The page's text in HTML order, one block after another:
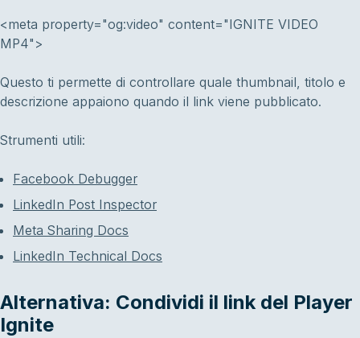
<meta property="og:video" content="IGNITE VIDEO
MP4">
Questo ti permette di controllare quale thumbnail, titolo e
descrizione appaiono quando il link viene pubblicato.
Strumenti utili:
Facebook Debugger
LinkedIn Post Inspector
Meta Sharing Docs
LinkedIn Technical Docs
Alternativa: Condividi il link del Player
Ignite